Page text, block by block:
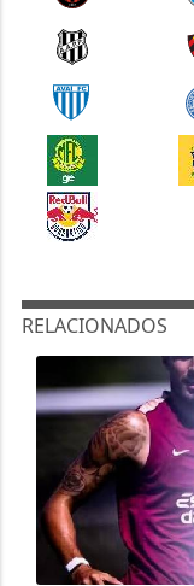
RELACIONADOS